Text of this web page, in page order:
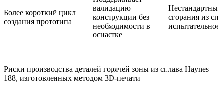
Более короткий цикл
создания прототипа
валидацию
конструкции без
необходимости в
оснастке
сгорания из
испытательное
Риски производства деталей горячей зоны из сплава Haynes
188, изготовленных методом 3D-печати